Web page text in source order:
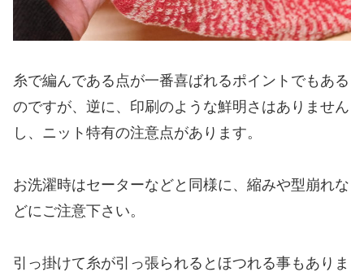
糸で編んである点が一番喜ばれるポイントでもある
のですが、逆に、印刷のような鮮明さはありません
し、ニット特有の注意点があります。
お洗濯時はセーターなどと同様に、縮みや型崩れな
どにご注意下さい。
引っ掛けて糸が引っ張られるとほつれる事もありま